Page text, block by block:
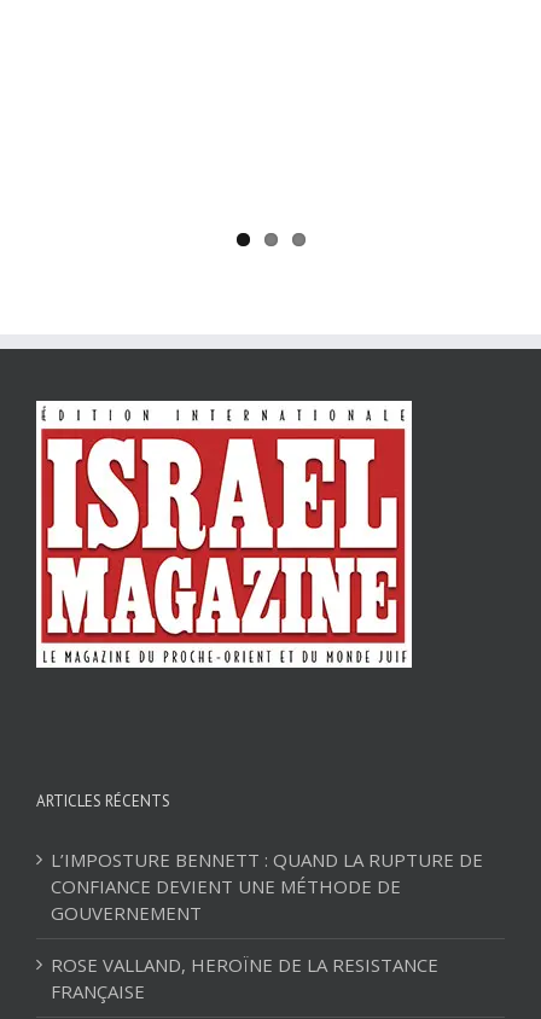
ARTICLES RÉCENTS
L’IMPOSTURE BENNETT : QUAND LA RUPTURE DE
CONFIANCE DEVIENT UNE MÉTHODE DE
GOUVERNEMENT
ROSE VALLAND, HEROÏNE DE LA RESISTANCE
FRANÇAISE